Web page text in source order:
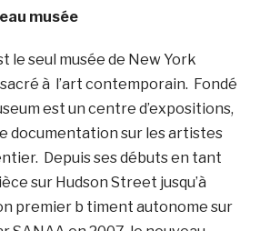
musée
le seul musée de New York
à l’art contemporain. Fondé
est un centre d’expositions,
documentation sur les artistes
Depuis ses débuts en tant
sur Hudson Street jusqu’à
premier b timent autonome sur